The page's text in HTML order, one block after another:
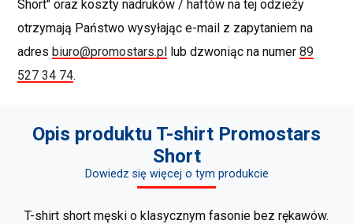
Short" oraz koszty nadruków / haftów na tej odzieży
otrzymają Państwo wysyłając e-mail z zapytaniem na
adresbiuro@promostars.pl lub dzwoniąc na numer89
527 34 74.
Opis produktu T-shirt Promostars
Short
Dowiedz się więcej o tym produkcie
T-shirt short męski o klasycznym fasonie bez rękawów.